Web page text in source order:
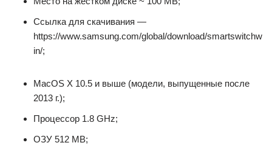
Ссылка для скачивания —
https://www.samsung.com/global/download/smartswitchw
in/;
MacOS X 10.5 и выше (модели, выпущенные после
2013 г.);
Процессор 1.8 GHz;
ОЗУ 512 MB;